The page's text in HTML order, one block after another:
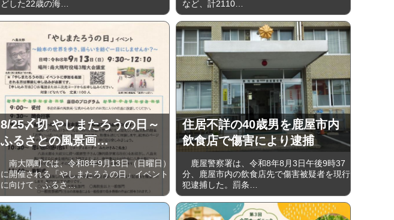
どした22歳の海…
など、計2110…
8/25〆切 やしまたろうの日～
ふるさとの風景画…
南大隅町では、令和8年9月13日（日曜日）
に開催される「やしまたろうの日」イベント
に向けて、ふるさ…
住居不詳の40歳男を鹿屋市内
飲食店で傷害により逮捕
鹿屋警察署は、令和8年8月3日午後9時37
分、鹿屋市内の飲食店先で傷害被疑者を現行
犯逮捕した。罰条…